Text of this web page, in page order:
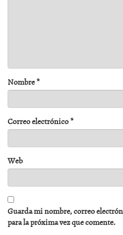
Nombre*
Correo electrónico*
Web
Guarda mi nombre, correo
para la próxima vez que comente.